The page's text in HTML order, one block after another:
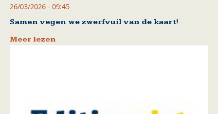
26/03/2026 - 09:45
Samen vegen we zwerfvuil van de kaart!
Meer lezen